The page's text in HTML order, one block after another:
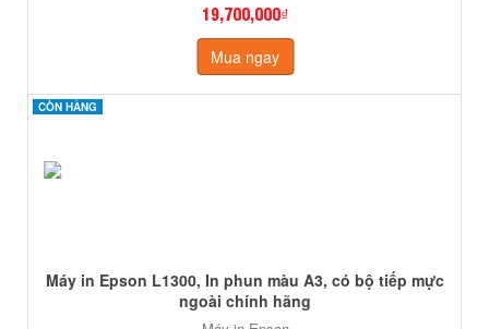
19,700,000₫
Mua ngay
CÒN HÀNG
CÒN HÀNG
Máy in Epson L1300, In phun màu A3, có bộ tiếp mực
ngoài chính hãng